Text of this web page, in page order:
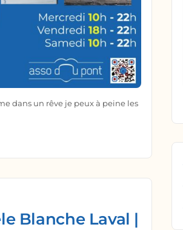
dans un rêve je peux à peine les
Blanche Laval |